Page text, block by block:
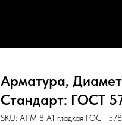
Арматура,
Стандарт: ГОСТ
SKU: АРМ 8 А1 гладкая ГОСТ